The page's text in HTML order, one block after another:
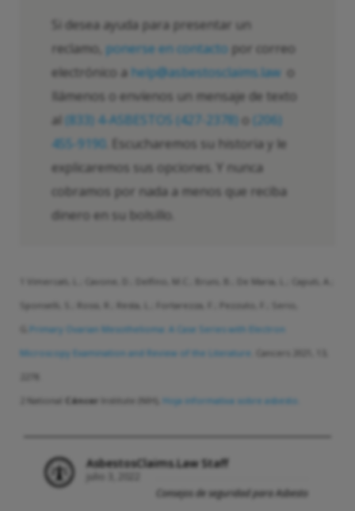
Si desea ayuda para presentar un
reclamo, ponerse en contacto por correo
electrónico a help@asbestosclaims.law
llámenos o envíenos un mensaje de texto
al (833) 4-ASBESTOS (427-2378)
(206)
455-9190
. Escucharemos su historia y le
explicaremos sus opciones. Y nunca
cobramos por nada a menos que reciba
dinero en su bolsillo.
1 Vimercati, L.; Cavone, D.; Delfino, M.C.; Bruni, B.; De Maria, L.; Caputi, A.;
Sponselli, S.; Rossi, R.; Resta, L.; Fortarezza, F.; Pezzuto, F.; Serio,
Primary Ovarian Mesothelioma: A Case Series with Electron
Microscopy Examination and Review of the Literature
. Cancers 2021, 13,
2 National
Cáncer Institute (NIH), Hoja informativa sobre asbesto.
AsbestosClaims.Law Staff
julio 3, 2022
Consejos de seguridad para Asbesto